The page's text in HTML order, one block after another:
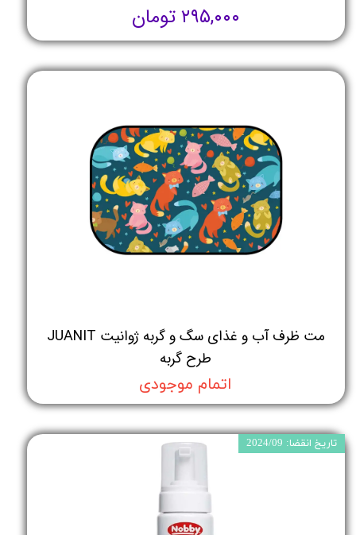
۲۹۵,۰۰۰ تومان
مت ظرف آب و غذای سگ و گربه ژوانیت JUANIT
طرح گربه
اتمام موجودی
تاریخ انقضا: 2024/09